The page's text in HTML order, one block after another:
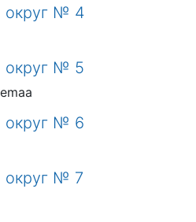
округ № 4
округ № 5
округ № 6
округ № 7